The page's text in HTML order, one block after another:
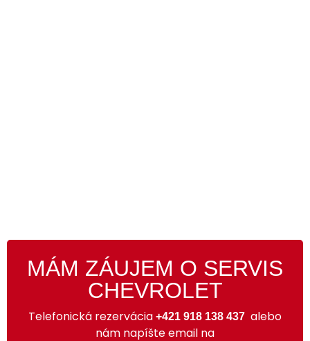
MÁM ZÁUJEM O SERVIS
CHEVROLET
Telefonická rezervácia +421 918 138 437 alebo
nám napíšte email na